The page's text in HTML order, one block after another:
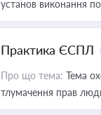
установ виконання
Практика ЄСПЛ
Про що тема: Тема
тлумачення прав